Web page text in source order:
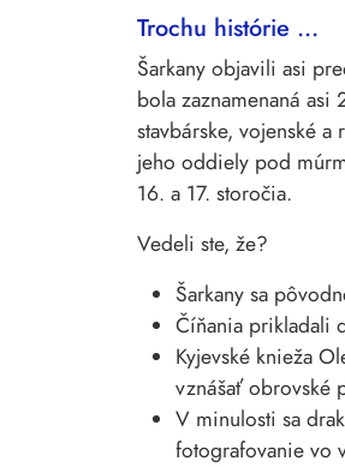
Trochu histórie ...
Šarkany objavili asi
bola zaznamenaná
stavbárske, vojenské
jeho oddiely pod
16. a 17. storočia.
Vedeli ste, že?
Šarkany sa
Číňania prikladali
Kyjevské knieža
vznášať obrovské
V minulosti sa
fotografovanie vo